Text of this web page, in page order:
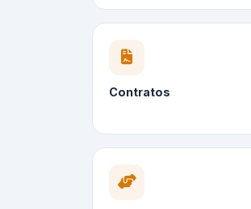
Contratos